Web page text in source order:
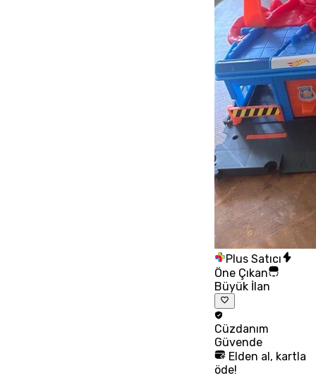
Plus Satıcı
Öne Çıkan
Büyük İlan
Cüzdanım
Güvende
Elden al, kartla
öde!